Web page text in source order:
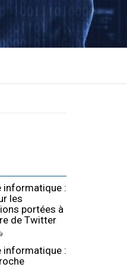
informatique :
les
portées à
de Twitter
informatique :